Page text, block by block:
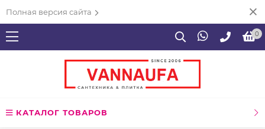
Полная версия сайта
0
КАТАЛОГ ТОВАРОВ